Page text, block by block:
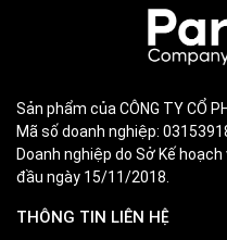
Sản phẩm của CÔNG TY CỔ
Mã số doanh nghiệp:
Doanh nghiệp do Sở Kế
đầu ngày 15/11/2018.
THÔNG TIN LIÊN HỆ